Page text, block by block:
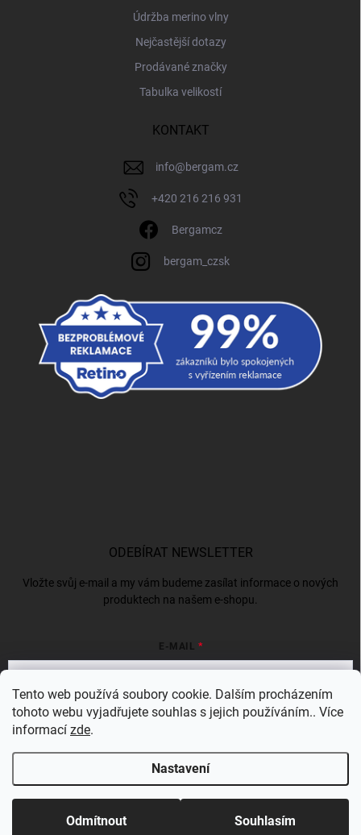
Tento web používá soubory cookie. Dalším procházením
tohoto webu vyjadřujete souhlas s jejich používáním.. Více
informací zde.
Nastavení
Odmítnout Souhlasím
Údržba merino vlny
Nejčastější dotazy
Prodávané značky
Tabulka velikostí
KONTAKT
info@bergam.cz
+420 216 216 931
Bergamcz
bergam_czsk
ODEBÍRAT NEWSLETTER
Vložte svůj e-mail a my vám budeme zasílat informace o nových
produktech na našem e-shopu.
E-MAIL
Vložením e-mailu souhlasíte s
Přihlásit se
Copyright 2026 . Všechna práva vyhrazena.